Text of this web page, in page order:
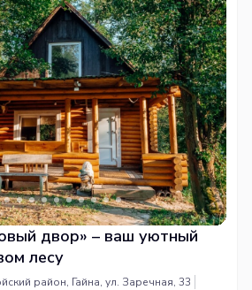
двор» – ваш уютный
лесу
район, Гайна, ул. Заречная, 33